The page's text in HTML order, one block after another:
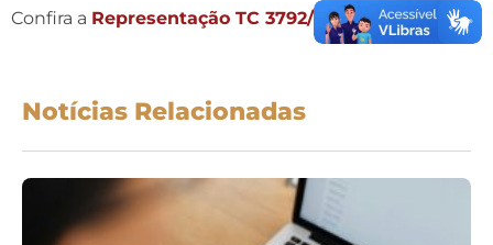
Confira a Representação TC 3792/2014na íntegra
Notícias Relacionadas